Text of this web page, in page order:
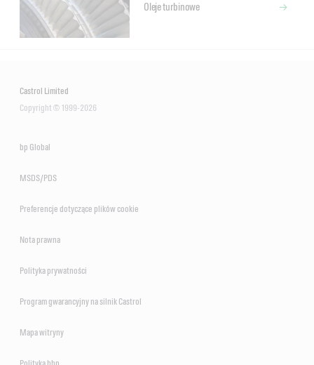
Oleje turbinowe
Castrol Limited
Copyright © 1999-2026
bp Global
MSDS/PDS
Preferencje dotyczące plików cookie
Nota prawna
Polityka prywatności
Program gwarancyjny na silnik Castrol
Mapa witryny